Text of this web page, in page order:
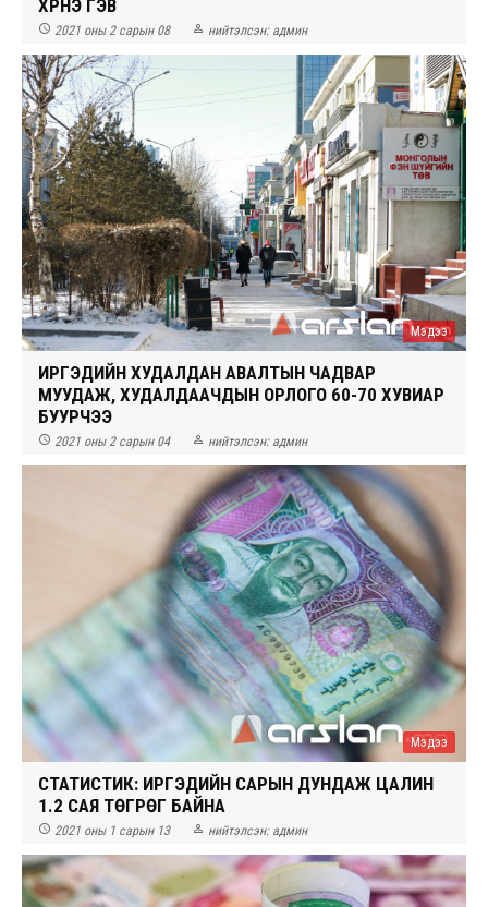
ХҮРНЭ ГЭВ
 2021 оны 2 сарын 08  нийтэлсэн: админ
Мэдээ
ИРГЭДИЙН ХУДАЛДАН АВАЛТЫН ЧАДВАР
МУУДАЖ, ХУДАЛДААЧДЫН ОРЛОГО 60-70 ХУВИАР
БУУРЧЭЭ
 2021 оны 2 сарын 04  нийтэлсэн: админ
Мэдээ
СТАТИСТИК: ИРГЭДИЙН САРЫН ДУНДАЖ ЦАЛИН
1.2 САЯ ТӨГРӨГ БАЙНА
 2021 оны 1 сарын 13  нийтэлсэн: админ